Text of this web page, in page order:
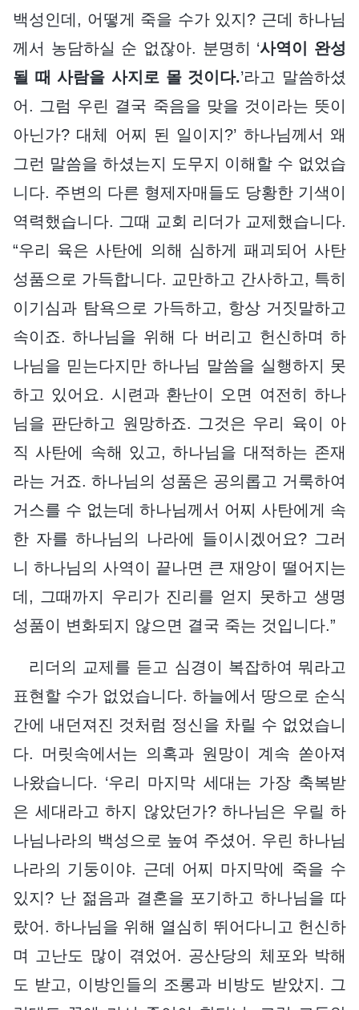
백성인데, 어떻게 죽을 수가 있지? 근데 하나님
께서 농담하실 순 없잖아. 분명히 ‘사역이 완성
될 때 사람을 사지로 몰 것이다.’라고 말씀하셨
어. 그럼 우린 결국 죽음을 맞을 것이라는 뜻이
아닌가? 대체 어찌 된 일이지?’ 하나님께서 왜
그런 말씀을 하셨는지 도무지 이해할 수 없었습
니다. 주변의 다른 형제자매들도 당황한 기색이
역력했습니다. 그때 교회 리더가 교제했습니다.
“우리 육은 사탄에 의해 심하게 패괴되어 사탄
성품으로 가득합니다. 교만하고 간사하고, 특히
이기심과 탐욕으로 가득하고, 항상 거짓말하고
속이죠. 하나님을 위해 다 버리고 헌신하며 하
나님을 믿는다지만 하나님 말씀을 실행하지 못
하고 있어요. 시련과 환난이 오면 여전히 하나
님을 판단하고 원망하죠. 그것은 우리 육이 아
직 사탄에 속해 있고, 하나님을 대적하는 존재
라는 거죠. 하나님의 성품은 공의롭고 거룩하여
거스를 수 없는데 하나님께서 어찌 사탄에게 속
한 자를 하나님의 나라에 들이시겠어요? 그러
니 하나님의 사역이 끝나면 큰 재앙이 떨어지는
데, 그때까지 우리가 진리를 얻지 못하고 생명
성품이 변화되지 않으면 결국 죽는 것입니다.”
리더의 교제를 듣고 심경이 복잡하여 뭐라고
표현할 수가 없었습니다. 하늘에서 땅으로 순식
간에 내던져진 것처럼 정신을 차릴 수 없었습니
다. 머릿속에서는 의혹과 원망이 계속 쏟아져
나왔습니다. ‘우리 마지막 세대는 가장 축복받
은 세대라고 하지 않았던가? 하나님은 우릴 하
나님나라의 백성으로 높여 주셨어. 우린 하나님
나라의 기둥이야. 근데 어찌 마지막에 죽을 수
있지? 난 젊음과 결혼을 포기하고 하나님을 따
랐어. 하나님을 위해 열심히 뛰어다니고 헌신하
며 고난도 많이 겪었어. 공산당의 체포와 박해
도 받고, 이방인들의 조롱과 비방도 받았지. 그